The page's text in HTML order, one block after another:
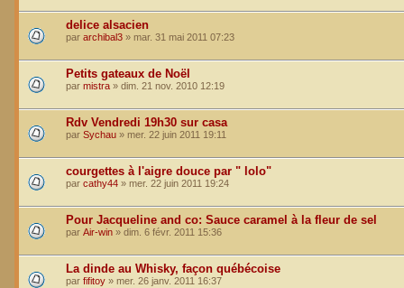
delice alsacien
par archibal3 » mar. 31 mai 2011 07:23
Petits gateaux de Noël
par mistra » dim. 21 nov. 2010 12:19
Rdv Vendredi 19h30 sur casa
par Sychau » mer. 22 juin 2011 19:11
courgettes à l'aigre douce par " lolo"
par cathy44 » mer. 22 juin 2011 19:24
Pour Jacqueline and co: Sauce caramel à la fleur de sel
par Air-win » dim. 6 févr. 2011 15:36
La dinde au Whisky, façon québécoise
par fifitoy » mer. 26 janv. 2011 16:37